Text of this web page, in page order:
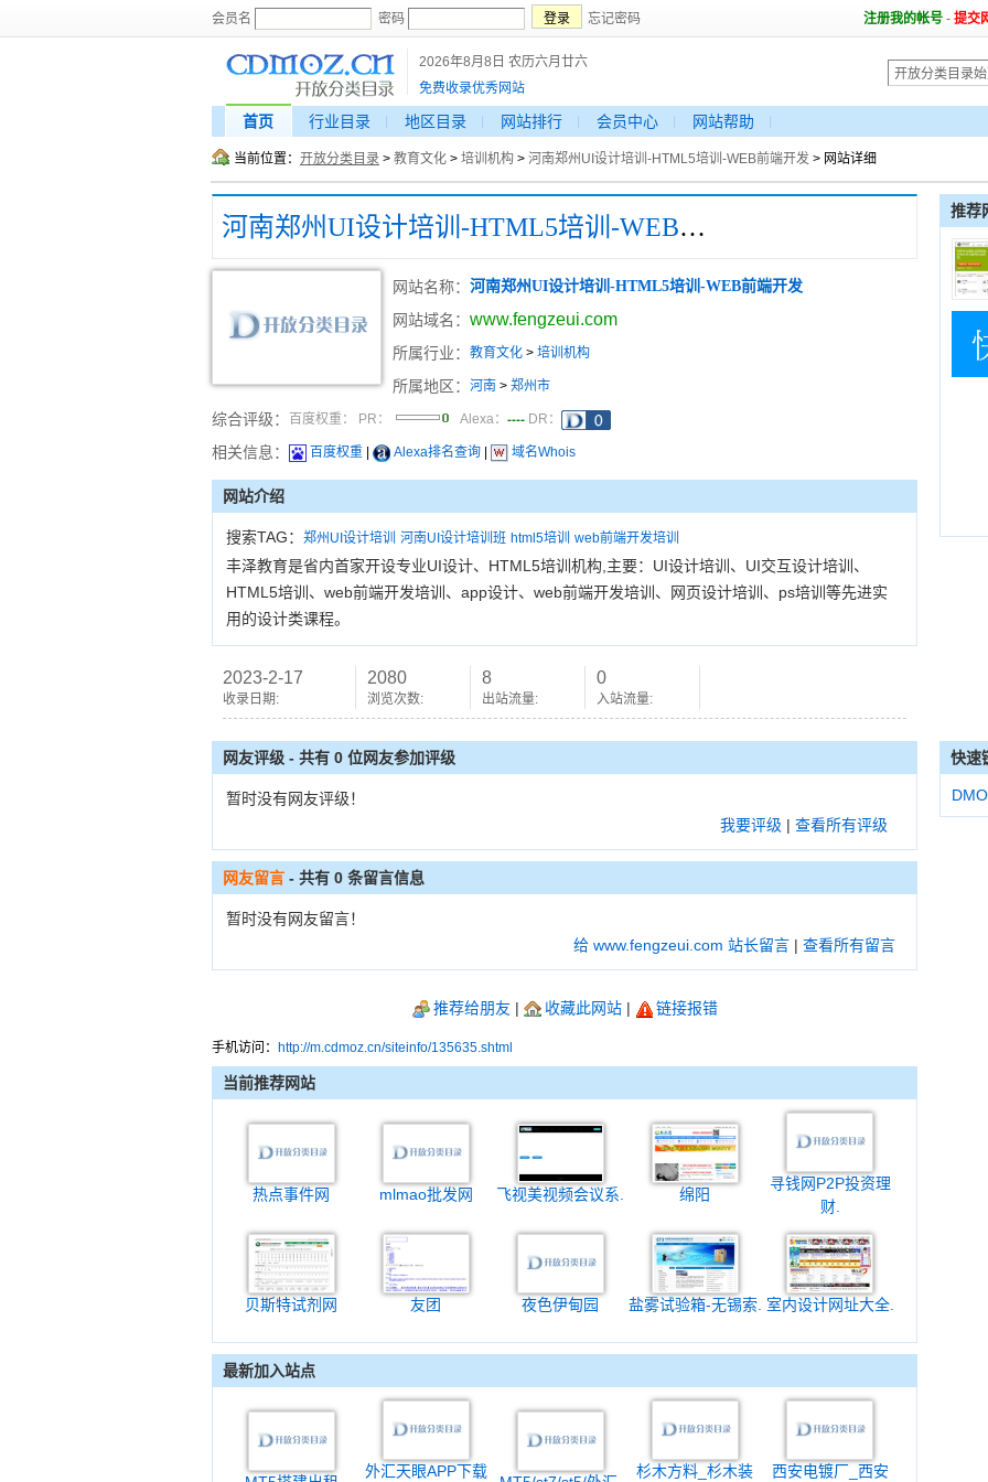
会员名 密码 忘记密码 注册我的帐号 - 提交
2026年8月8日 农历六月廿六
免费收录优秀网站
首页 行业目录 地区目录 网站排行 会员中心 网站帮助
当前位置： 开放分类目录 > 教育文化 > 培训机构 > 河南郑州UI设计培训-HTML5培训-WEB前端开发 > 网站详细
河南郑州UI设计培训-HTML5培训-WEB前端开发
网站名称： 河南郑州UI设计培训-HTML5培训-WEB前端开发
网站域名： www.fengzeui.com
所属行业： 教育文化 > 培训机构
所属地区： 河南 > 郑州市
综合评级： 百度权重： PR： Alexa： ---- DR：
相关信息： 百度权重 Alexa排名查询 域名Whois
网站介绍
搜索TAG： 郑州UI设计培训 河南UI设计培训班 html5培训 web前端开发培训
丰泽教育是省内首家开设专业UI设计、HTML5培训机构,主要：UI设计培训、UI交互设计培训、
HTML5培训、web前端开发培训、app设计、web前端开发培训、网页设计培训、ps培训等先进实
用的设计类课程。
2023-2-17
收录日期:
2080
浏览次数:
8
出站流量:
0
入站流量:
推荐
网友评级 - 共有 0 位网友参加评级
暂时没有网友评级！
我要评级 | 查看所有评级
网友留言 - 共有 0 条留言信息
暂时没有网友留言！
给 www.fengzeui.com 站长留言 | 查看所有留言
推荐给朋友 | 收藏此网站| 链接报错
手机访问： http://m.cdmoz.cn/siteinfo/135635.shtml
当前推荐网站
热点事件网 mlmao批发网 飞视美视频会议系. 绵阳
寻钱网P2P投资理
财.
贝斯特试剂网 友团 夜色伊甸园 盐雾试验箱-无锡索. 室内设计网址大全.
最新加入站点
外汇天眼APP下载 杉木方料_杉木装 西安电镀厂_西安
快速